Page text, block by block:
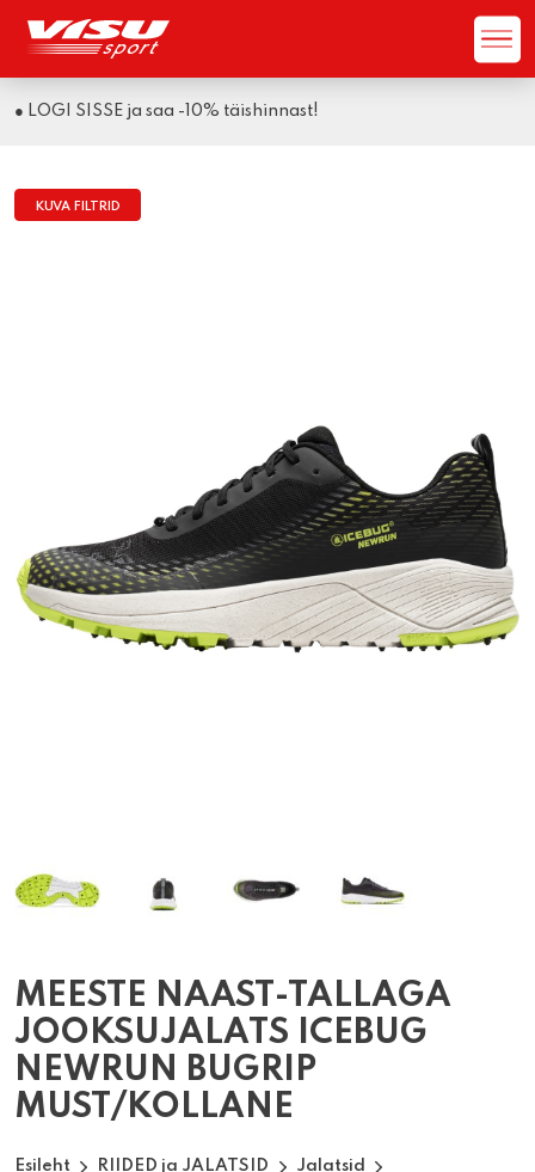
● LOGI SISSE ja saa -10% täishinnast!
KUVA FILTRID
MEESTE NAAST-TALLAGA
JOOKSUJALATS ICEBUG
NEWRUN BUGRIP
MUST/KOLLANE
Esileht RIIDED ja JALATSID
Jalatsid